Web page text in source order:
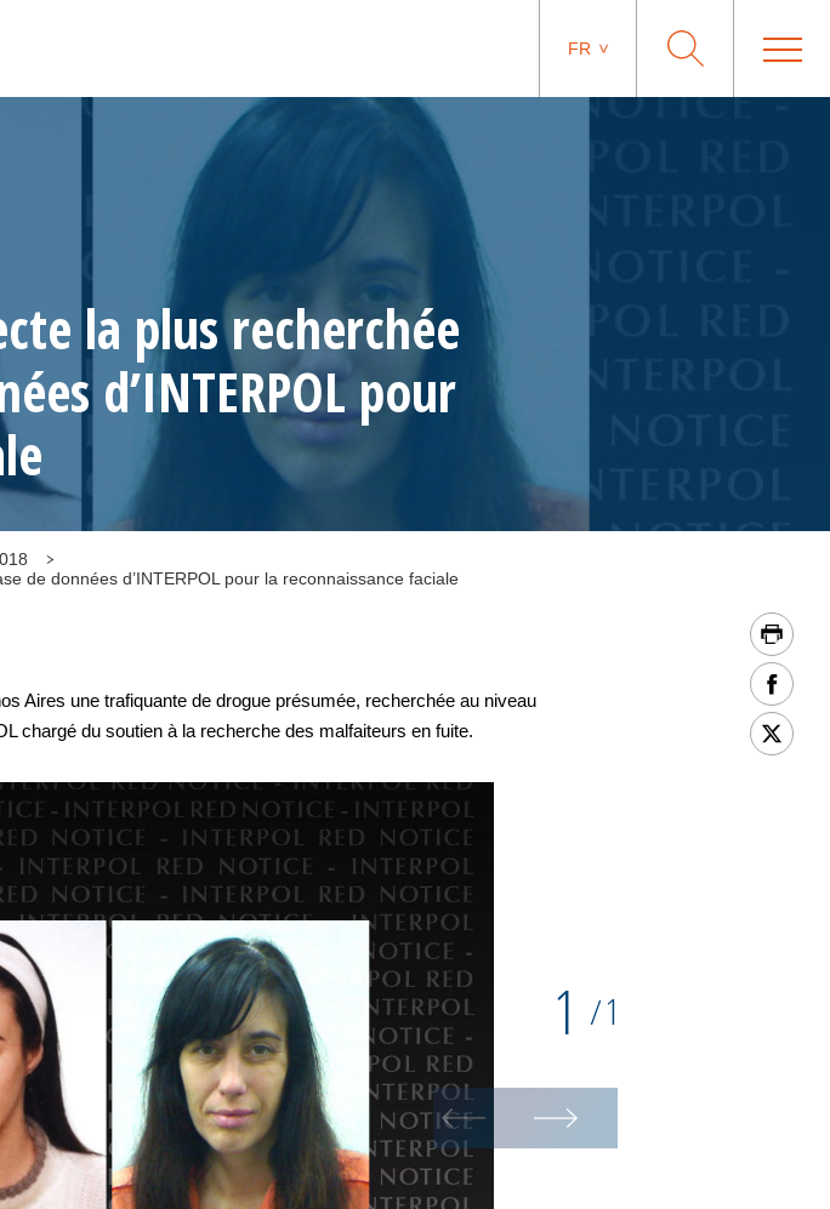
FR
la plus recherchée
d’INTERPOL pour
de données d’INTERPOL pour la reconnaissance faciale
Aires une trafiquante de drogue présumée, recherchée au niveau
chargé du soutien à la recherche des malfaiteurs en fuite.
1 /1